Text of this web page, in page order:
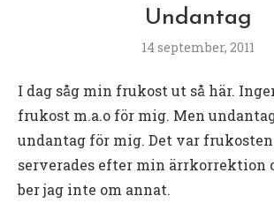
Undantag
14 september, 2011
I dag såg min frukost ut så här.
frukost m.a.o för mig. Men
undantag för mig. Det var frukosten
serverades efter min ärrkorrektion
ber jag inte om annat.